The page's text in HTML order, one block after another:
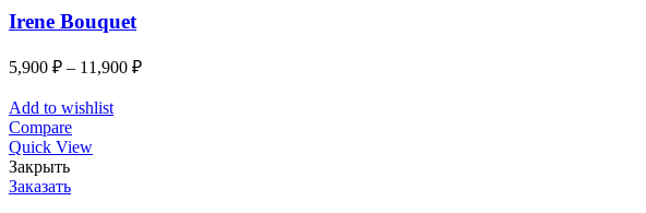
Irene Bouquet
5,900 ₽ – 11,900 ₽
Add to wishlist
Compare
Quick View
Закрыть
Заказать